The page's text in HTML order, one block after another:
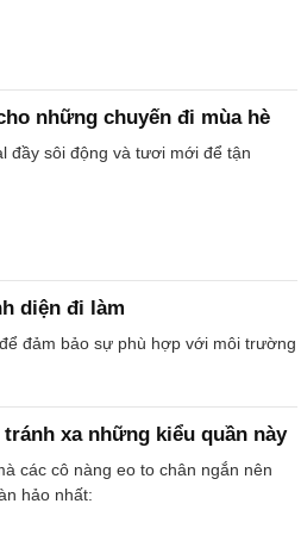
những chuyến đi mùa hè
đầy sôi động và tươi mới để tận
diện đi làm
đảm bảo sự phù hợp với môi trường
xa những kiểu quần này
các cô nàng eo to chân ngắn nên
hảo nhất: